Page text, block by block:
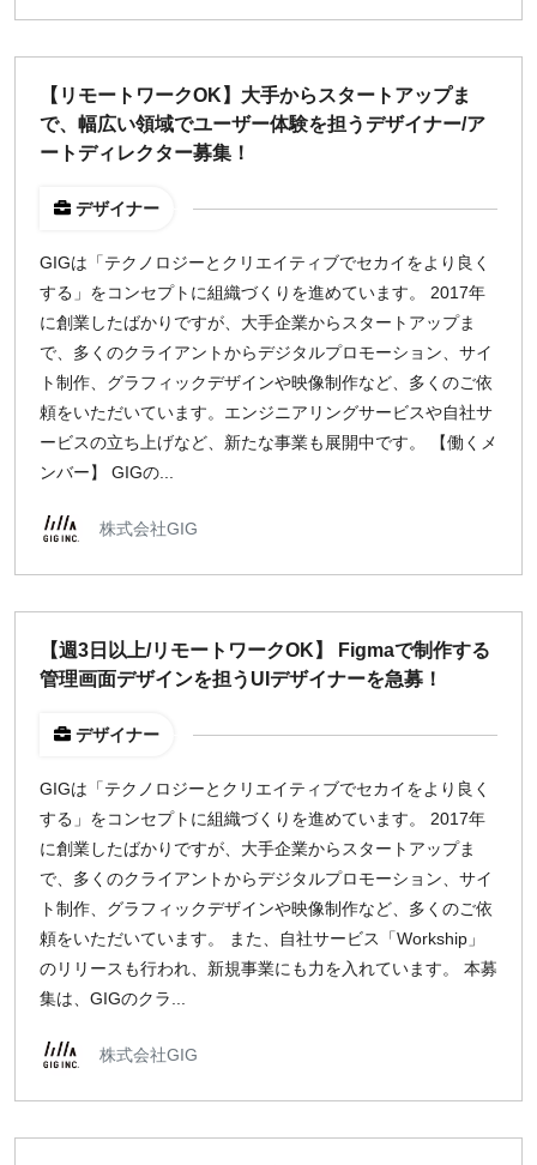
【リモートワークOK】大手からスタートアップま
で、幅広い領域でユーザー体験を担うデザイナー/ア
ートディレクター募集！
デザイナー
GIGは「テクノロジーとクリエイティブでセカイをより良く
する」をコンセプトに組織づくりを進めています。 2017年
に創業したばかりですが、大手企業からスタートアップま
で、多くのクライアントからデジタルプロモーション、サイ
ト制作、グラフィックデザインや映像制作など、多くのご依
頼をいただいています。エンジニアリングサービスや自社サ
ービスの立ち上げなど、新たな事業も展開中です。 【働くメ
ンバー】 GIGの...
株式会社GIG
【週3日以上/リモートワークOK】 Figmaで制作する
管理画面デザインを担うUIデザイナーを急募！
デザイナー
GIGは「テクノロジーとクリエイティブでセカイをより良く
する」をコンセプトに組織づくりを進めています。 2017年
に創業したばかりですが、大手企業からスタートアップま
で、多くのクライアントからデジタルプロモーション、サイ
ト制作、グラフィックデザインや映像制作など、多くのご依
頼をいただいています。 また、自社サービス「Workship」
のリリースも行われ、新規事業にも力を入れています。 本募
集は、GIGのクラ...
株式会社GIG